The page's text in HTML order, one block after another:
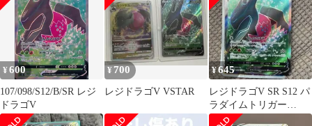
¥600
107/098/S12/B/SR レジ
ドラゴV
¥ 700
レジドラゴV VSTAR
¥645
レジドラゴV SR S12 パ
ラダイムトリガー
107/098